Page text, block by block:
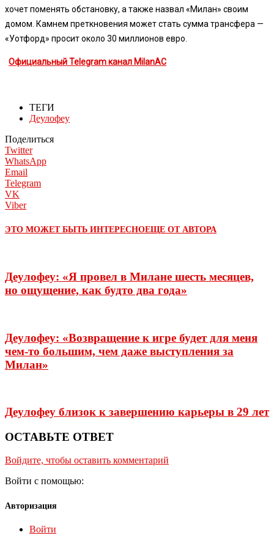
хочет поменять обстановку, а также назвал «Милан» своим
домом. Камнем преткновения может стать сумма трансфера —
«Уотфорд» просит около 30 миллионов евро.
Официальный Telegram канал MilanAC
ТЕГИ
Деулофеу
Поделиться
Twitter
WhatsApp
Email
Telegram
VK
Viber
ЭТО МОЖЕТ БЫТЬ ИНТЕРЕСНОЕЩЕ ОТ АВТОРА
Деулофеу: «Я провел в Милане шесть месяцев,
но ощущение, как будто два года»
Деулофеу: «Возвращение к игре будет для меня
чем-то большим, чем даже выступления за
Милан»
Деулофеу близок к завершению карьеры в 29 лет
ОСТАВЬТЕ ОТВЕТ
Войдите, чтобы оставить комментарий
Войти с помощью:
Авторизация
Войти